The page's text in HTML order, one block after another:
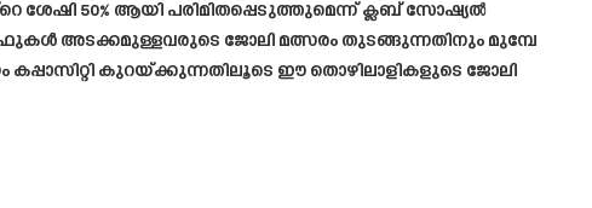
50% ആയി പരിമിതപ്പെടുത്തുമെന്ന് ക്ലബ് സോഷ്യൽ
അടക്കമുള്ളവരുടെ ജോലി മത്സരം തുടങ്ങുന്നതിനും മുമ്പേ
കപ്പാസിറ്റി കുറയ്ക്കുന്നതിലൂടെ ഈ തൊഴിലാളികളുടെ ജോലി